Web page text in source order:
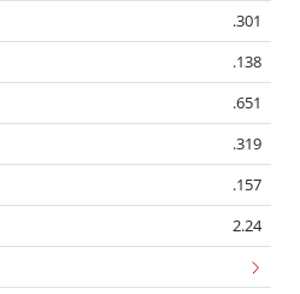
.301
.138
.651
.319
.157
2.24